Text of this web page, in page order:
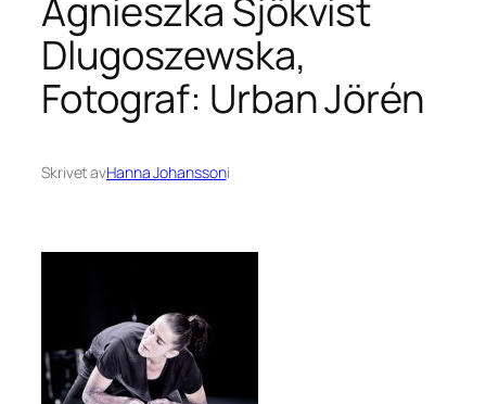
Agnieszka Sjökvist
Dlugoszewska,
Fotograf: Urban Jörén
Skrivet avHanna Johanssoni